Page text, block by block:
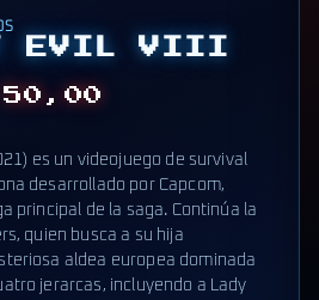
EVIL VIII
50,00
es un videojuego de survival
desarrollado por Capcom,
principal de la saga. Continúa la
quien busca a su hija
aldea europea dominada
jerarcas, incluyendo a Lady